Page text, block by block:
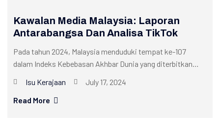
Kawalan Media Malaysia: Laporan
Antarabangsa Dan Analisa TikTok
Pada tahun 2024, Malaysia menduduki tempat ke-107
dalam Indeks Kebebasan Akhbar Dunia yang diterbitkan
Isu Kerajaan
July 17, 2024
Read More